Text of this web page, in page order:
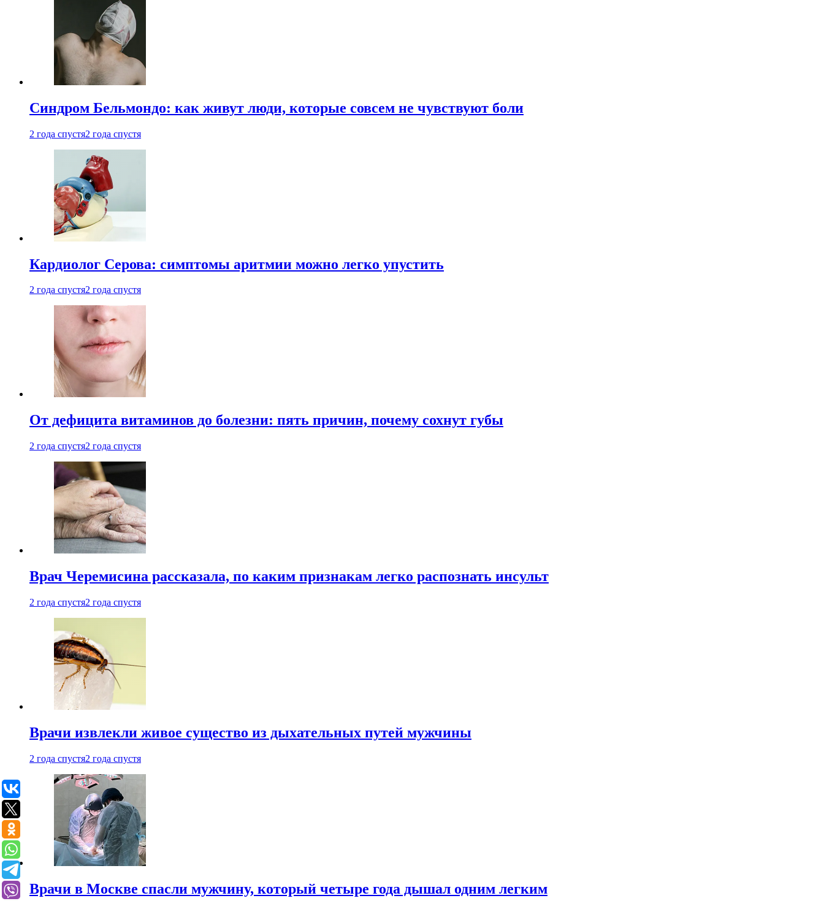
Синдром Бельмондо: как живут люди, которые совсем не чувствуют боли
2 года спустя2 года спустя
Кардиолог Серова: симптомы аритмии можно легко упустить
2 года спустя2 года спустя
От дефицита витаминов до болезни: пять причин, почему сохнут губы
2 года спустя2 года спустя
Врач Черемисина рассказала, по каким признакам легко распознать инсульт
2 года спустя2 года спустя
Врачи извлекли живое существо из дыхательных путей мужчины
2 года спустя2 года спустя
Врачи в Москве спасли мужчину, который четыре года дышал одним легким